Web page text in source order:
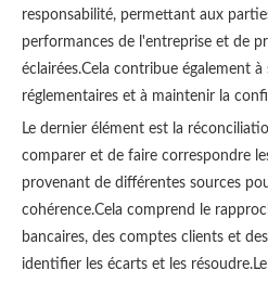
responsabilité, permettant aux
performances de l'entreprise et de
éclairées.Cela contribue également
réglementaires et à maintenir la
Le dernier élément est la
comparer et de faire correspondre
provenant de différentes sources
cohérence.Cela comprend le
bancaires, des comptes clients et
identifier les écarts et les